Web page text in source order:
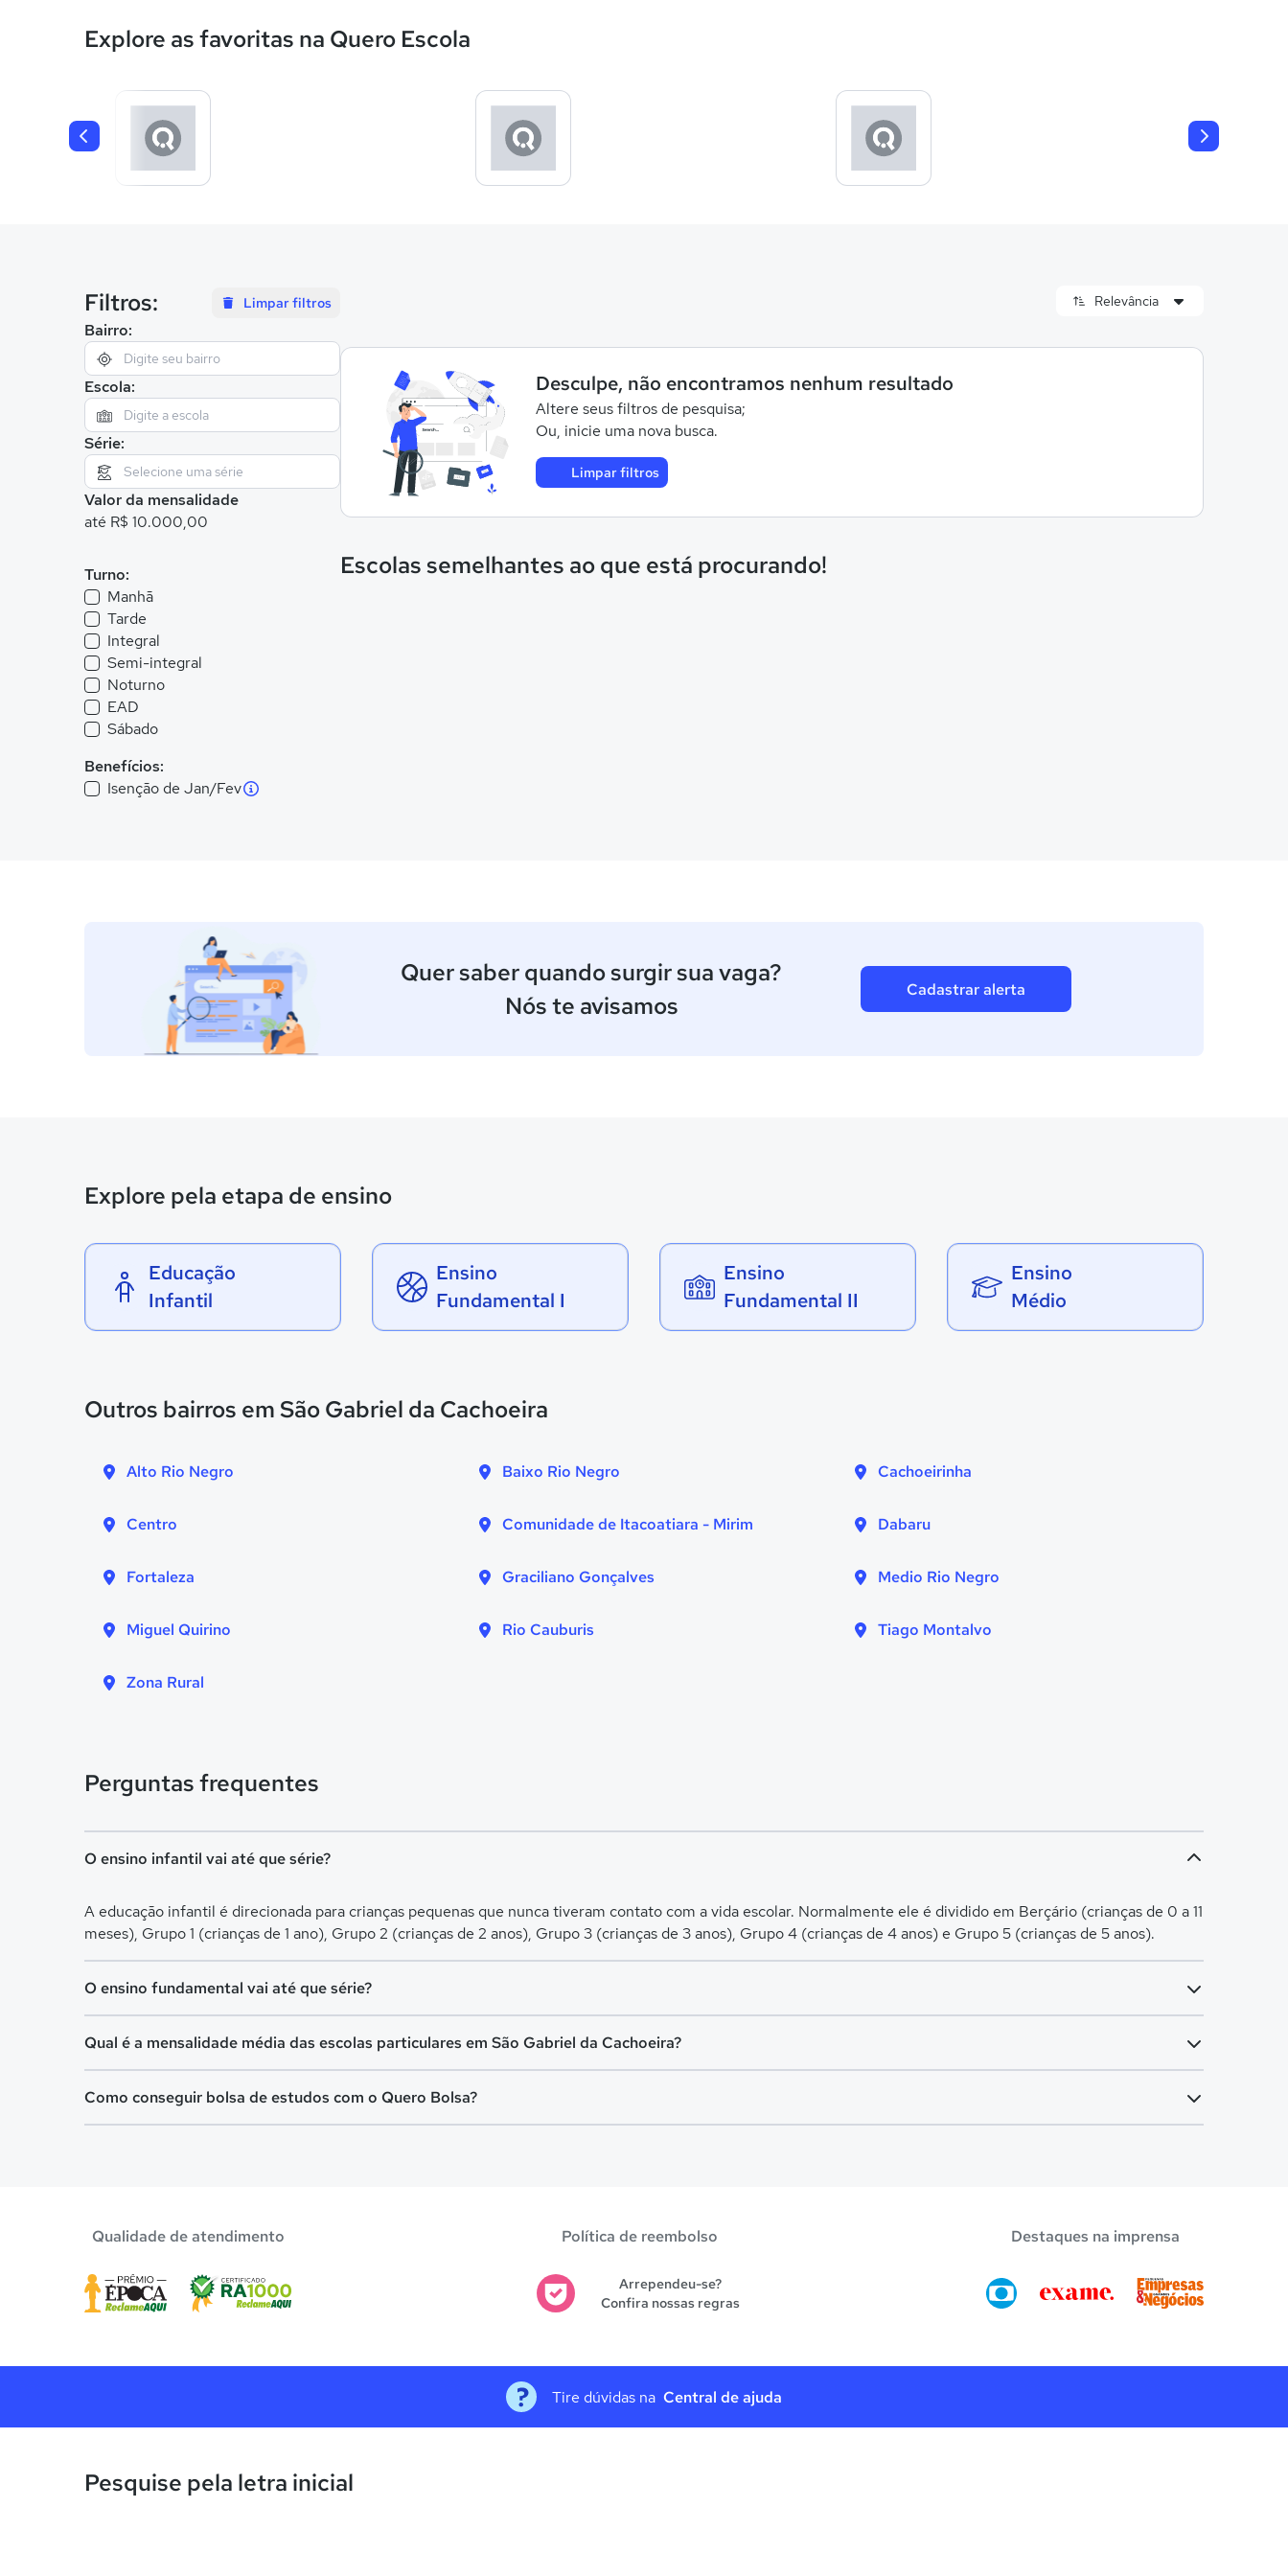
Explore as favoritas na Quero Escola
Filtros: Limpar filtros
Bairro:
Escola:
Série:
Valor da mensalidade
até R$ 10.000,00
Turno:
Manhã
Tarde
Integral
Semi-integral
Noturno
EAD
Sábado
Benefícios:
Isenção de Jan/Fev
Desculpe, não encontramos nenhum resultado
Altere seus filtros de pesquisa;
Ou, inicie uma nova busca.
Limpar filtros
Escolas semelhantes ao que está procurando!
Quer saber quando surgir sua vaga?
Nós te avisamos
Cadastrar alerta
Explore pela etapa de ensino
Educação
Infantil
Ensino
Fundamental I
Ensino
Fundamental II
Ensino
Médio
Outros bairros em São Gabriel da Cachoeira
Alto Rio Negro Baixo Rio Negro Cachoeirinha
Centro Comunidade de Itacoatiara - Mirim Dabaru
Fortaleza Graciliano Gonçalves Medio Rio Negro
Miguel Quirino Rio Cauburis Tiago Montalvo
Zona Rural
Perguntas frequentes
O ensino infantil vai até que série?
A educação infantil é direcionada para crianças pequenas que nunca tiveram contato com a vida escolar. Normalmente ele é dividido em Berçário (crianças de 0 a 11
meses), Grupo 1 (crianças de 1 ano), Grupo 2 (crianças de 2 anos), Grupo 3 (crianças de 3 anos), Grupo 4 (crianças de 4 anos) e Grupo 5 (crianças de 5 anos).
O ensino fundamental vai até que série?
O Ensino Fundamental é separado em Ensino Fundamental I (turmas do 1º ao 5º ano) e Ensino Fundamental II (turmas do 6º ao 9º ano). O Fundamental I é voltado
Qual é a mensalidade média das escolas particulares em São Gabriel da Cachoeira?
A mensalidade mais barata em São Gabriel da Cachoeira é de R$ 199,00 e a mensalidade mais cara pode chegar a R$ 2.999,00.
Como conseguir bolsa de estudos com o Quero Bolsa?
Qualidade de atendimento Política de reembolso
Arrependeu-se?
Confira nossas regras
Destaques na imprensa
Tire dúvidas na Central de ajuda
Pesquise pela letra inicial